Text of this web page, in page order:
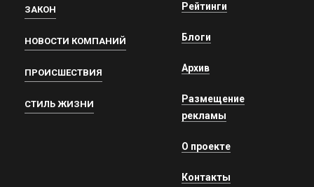
ЗАКОН
НОВОСТИ КОМПАНИЙ
ПРОИСШЕСТВИЯ
СТИЛЬ ЖИЗНИ
Рейтинги
Блоги
Архив
Размещение
рекламы
О проекте
Контакты